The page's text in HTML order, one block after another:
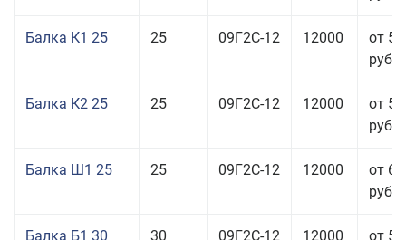
Балка К1 25 25 09Г2С-12 12000
от
руб.
Балка К2 25 25 09Г2С-12 12000
от
руб.
Балка Ш1 25 25 09Г2С-12 12000
от
руб.
Балка Б1 30 30 09Г2С-12 12000 от